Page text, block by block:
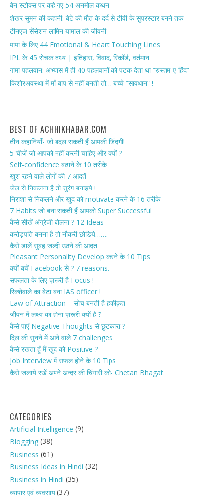
बेन स्टोक्स पर कहे गए 54 अनमोल कथन
शेखर सुमन की कहानी: बेटे की मौत के दर्द से टीवी के सुपरस्टार बनने तक
टीनएज सेंसेशन लामिन यामाल की जीवनी
पापा के लिए 44 Emotional & Heart Touching Lines
IPL के 45 रोचक तथ्य | इतिहास, विवाद, रिकॉर्ड, वर्तमान
गामा पहलवान: अभ्यास में ही 40 पहलवानों को पटक देता था “रुस्तम-ए-हिंद”
किशोरअवस्था में माँ-बाप से नहीं बनती तो… बच्चे “सावधान” !
BEST OF ACHHIKHABAR.COM
तीन कहानियाँ- जो बदल सकती हैं आपकी जिंदगी!
5 चीजें जो आपको नहीं करनी चाहिए और क्यों ?
Self-confidence बढाने के 10 तरीके
खुश रहने वाले लोगों की 7 आदतें
जेल से निकलना है तो सुरंग बनाइये !
निराशा से निकलने और खुद को motivate करने के 16 तरीके
7 Habits जो बना सकती हैं आपको Super Successful
कैसे सीखें अंग्रेजी बोलना ? 12 Ideas
करोड़पति बनना है तो नौकरी छोडिये…….
कैसे डालें सुबह जल्दी उठने की आदत
Pleasant Personality Develop करने के 10 Tips
क्यों बचें Facebook से ? 7 reasons.
सफलता के लिए ज़रूरी है Focus !
रिक्शेवाले का बेटा बना IAS officer !
Law of Attraction – सोच बनती है हकीक़त
जीवन में लक्ष्य का होना ज़रूरी क्यों है ?
कैसे पाएं Negative Thoughts से छुटकारा ?
दिल की सुनने में आने वाले 7 challenges
कैसे रखता हूँ मैं खुद को Positive ?
Job Interview में सफल होने के 10 Tips
कैसे जलाये रखें अपने अन्दर की चिंगारी को- Chetan Bhagat
CATEGORIES
Artificial Intelligence (9)
Blogging (38)
Business (61)
Business Ideas in Hindi (32)
Business in Hindi (35)
व्यापार एवं व्यवसाय (37)